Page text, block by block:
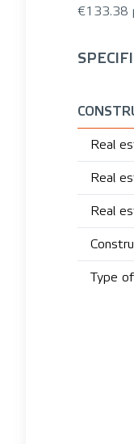
€133.38
Real
Real
Real
Type